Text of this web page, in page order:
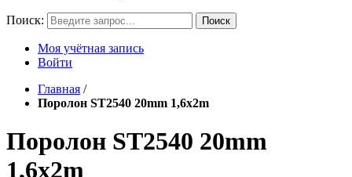
Поиск: Поиск
Моя учётная запись
Войти
Главная /
Поролон ST2540 20mm 1,6x2m
Поролон ST2540 20mm
1,6x2m